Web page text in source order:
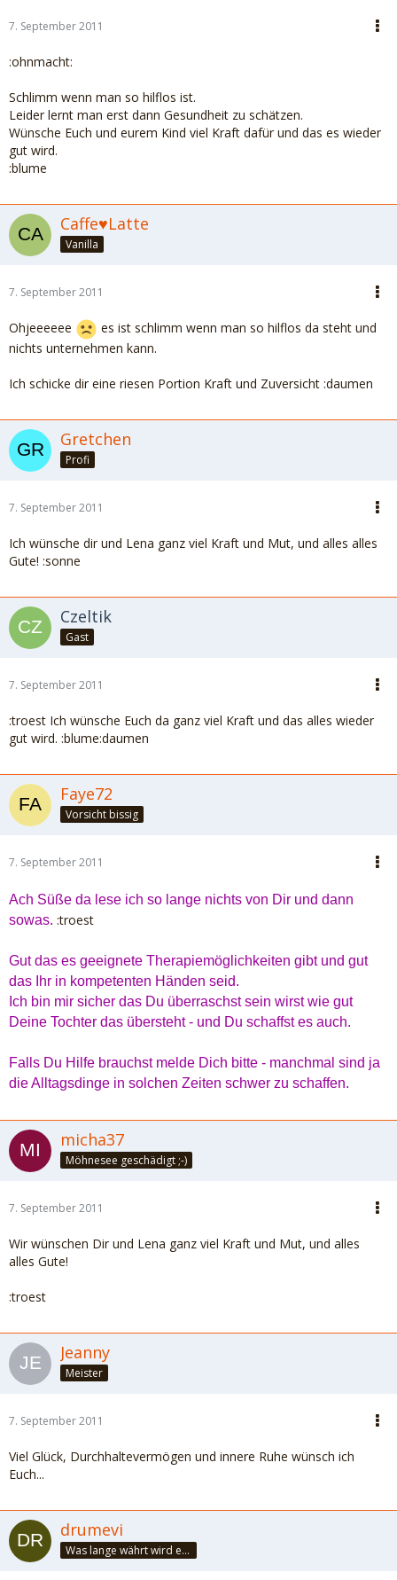
7. September 2011
:ohnmacht:
Schlimm wenn man so hilflos ist.
Leider lernt man erst dann Gesundheit zu schätzen.
Wünsche Euch und eurem Kind viel Kraft dafür und das es wieder
gut wird.
:blume
Caffe♥Latte
Vanilla
7. September 2011
Ohjeeeeee
es ist schlimm wenn man so hilflos da steht und
nichts unternehmen kann.
Ich schicke dir eine riesen Portion Kraft und Zuversicht :daumen
Gretchen
Profi
7. September 2011
Ich wünsche dir und Lena ganz viel Kraft und Mut, und alles alles
Gute! :sonne
Czeltik
Gast
7. September 2011
:troest Ich wünsche Euch da ganz viel Kraft und das alles wieder
gut wird. :blume:daumen
Faye72
Vorsicht bissig
7. September 2011
Ach Süße da lese ich so lange nichts von Dir und dann
sowas. :troest
Gut das es geeignete Therapiemöglichkeiten gibt und gut
das Ihr in kompetenten Händen seid.
Ich bin mir sicher das Du überraschst sein wirst wie gut
Deine Tochter das übersteht - und Du schaffst es auch.
Falls Du Hilfe brauchst melde Dich bitte - manchmal sind ja
die Alltagsdinge in solchen Zeiten schwer zu schaffen.
micha37
Möhnesee geschädigt ;-)
7. September 2011
Wir wünschen Dir und Lena ganz viel Kraft und Mut, und alles
alles Gute!
:troest
Jeanny
Meister
7. September 2011
Viel Glück, Durchhaltevermögen und innere Ruhe wünsch ich
Euch...
drumevi
Was lange währt wird endlich gut...!